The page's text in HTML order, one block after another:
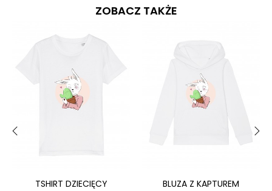
ZOBACZ TAKŻE
TSHIRT DZIECIĘCY
BLUZA Z KAPTUREM